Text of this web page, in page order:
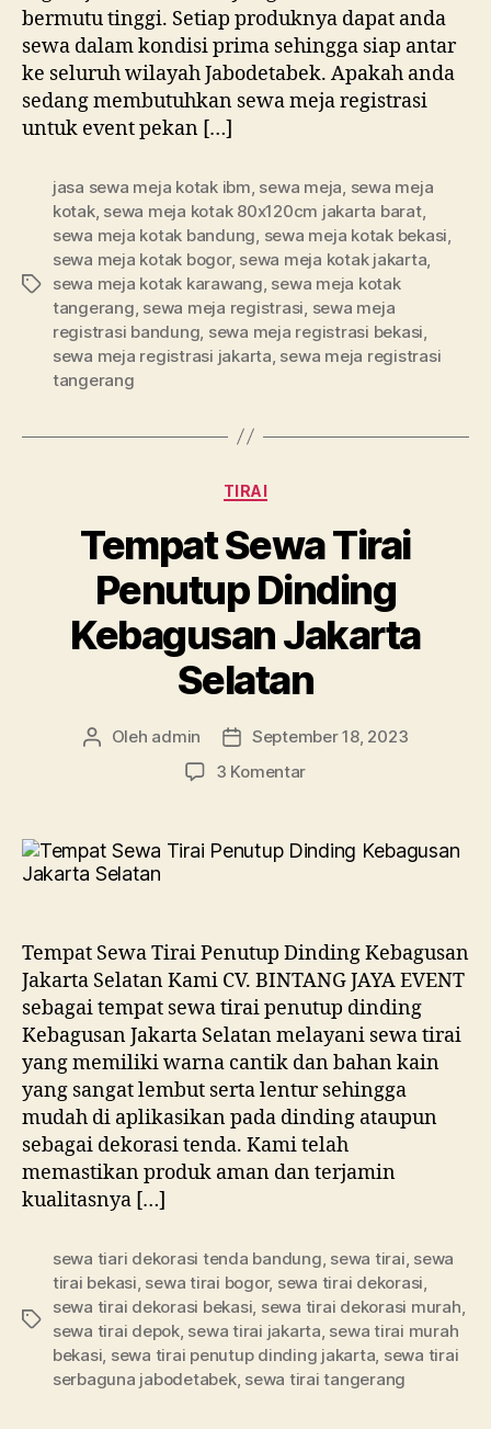
bermutu tinggi. Setiap produknya dapat anda
sewa dalam kondisi prima sehingga siap antar
ke seluruh wilayah Jabodetabek. Apakah anda
sedang membutuhkan sewa meja registrasi
untuk event pekan […]
Tag
jasa sewa meja kotak ibm sewa meja sewa meja
kotak, sewa meja kotak 80x120cm jakarta barat,
sewa meja kotak bandung sewa meja kotak bekasi
sewa meja kotak bogor, sewa meja kotak jakarta
sewa meja kotak karawang sewa meja kotak
tangerang sewa meja registrasi sewa meja
registrasi bandung sewa meja registrasi bekasi
sewa meja registrasi jakarta sewa meja registrasi
tangerang
Kategori
TIRAI
Tempat Sewa Tirai
Penutup Dinding
Kebagusan Jakarta
Selatan
Penulis
Oleh admin
Tanggal
artikel
September 18, 2023
3 Komentarpada
Tirai
Penutup
Jakarta
Selatan
Tempat Sewa Tirai Penutup Dinding Kebagusan
Jakarta Selatan Kami CV. BINTANG JAYA EVENT
sebagai tempat sewa tirai penutup dinding
Kebagusan Jakarta Selatan melayani sewa tirai
yang memiliki warna cantik dan bahan kain
yang sangat lembut serta lentur sehingga
mudah di aplikasikan pada dinding ataupun
sebagai dekorasi tenda. Kami telah
memastikan produk aman dan terjamin
kualitasnya […]
Tag
sewa tiari dekorasi tenda bandung, sewa tirai, sewa
tirai bekasi, sewa tirai bogor, sewa tirai dekorasi,
sewa tirai dekorasi bekasi, sewa tirai dekorasi murah,
sewa tirai depok, sewa tirai jakarta, sewa tirai murah
bekasi, sewa tirai penutup dinding jakarta, sewa tirai
serbaguna jabodetabek, sewa tirai tangerang